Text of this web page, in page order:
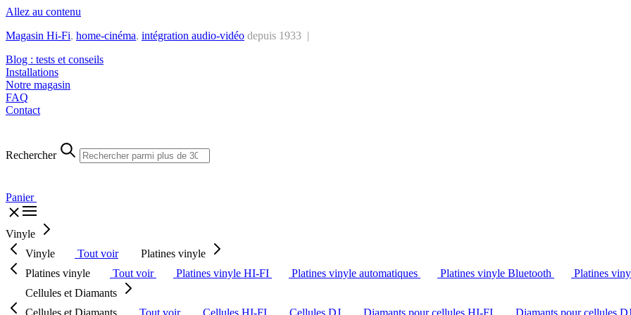
Allez au contenu
Magasin Hi-Fi, home-cinéma, intégration audio-vidéo depuis 1933 |
Blog : tests et conseils
Installations
Notre magasin
FAQ
Contact
Rechercher
Panier
Vinyle
Vinyle
Tout voir
Platines vinyle
Platines vinyle
Tout voir Platines vinyle HI-FI Platines vinyle automatiques Platines vinyle Bluetooth
Platines
Cellules et Diamants
Cellules et Diamants
Tout voir Cellules HI-FI Cellules DJ Diamants pour cellules HI-FI
Diamants pour cellules